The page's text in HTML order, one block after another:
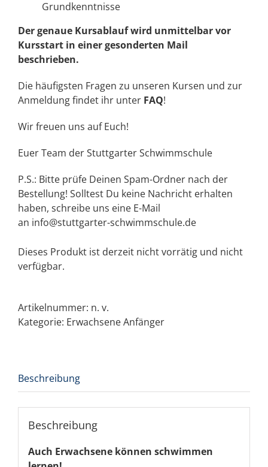
Grundkenntnisse
Der genaue Kursablauf wird unmittelbar vor
Kursstart in einer gesonderten Mail
beschrieben.
Die häufigsten Fragen zu unseren Kursen und zur
Anmeldung findet ihr unter FAQ!
Wir freuen uns auf Euch!
Euer Team der Stuttgarter Schwimmschule
P.S.: Bitte prüfe Deinen Spam-Ordner nach der
Bestellung! Solltest Du keine Nachricht erhalten
haben, schreibe uns eine E-Mail
an info@stuttgarter-schwimmschule.de
Dieses Produkt ist derzeit nicht vorrätig und nicht
verfügbar.
Artikelnummer: n. v.
Kategorie: Erwachsene Anfänger
Beschreibung
Beschreibung
Auch Erwachsene können schwimmen